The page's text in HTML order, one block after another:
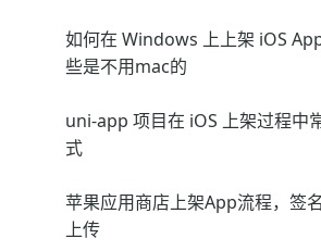
如何在 Windows 上上架 iOS
些是不用mac的
uni-app 项目在 iOS 上架过程中
式
苹果应用商店上架App流程，签
上传